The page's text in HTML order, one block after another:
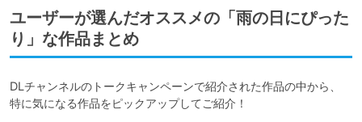
ユーザーが選んだオススメの「雨の日にぴった
り」な作品まとめ
DLチャンネルのトークキャンペーンで紹介された作品の中から、
特に気になる作品をピックアップしてご紹介！